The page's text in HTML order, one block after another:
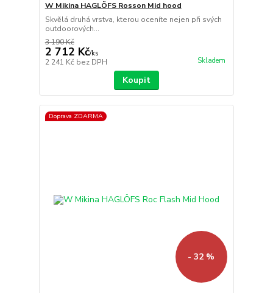
W Mikina HAGLÖFS Rosson Mid hood
Skvělá druhá vrstva, kterou oceníte nejen při svých
outdoorových...
3 190 Kč
2 712 Kč/ks
2 241 Kč bez DPH Skladem
Koupit
Doprava ZDARMA
- 32 %